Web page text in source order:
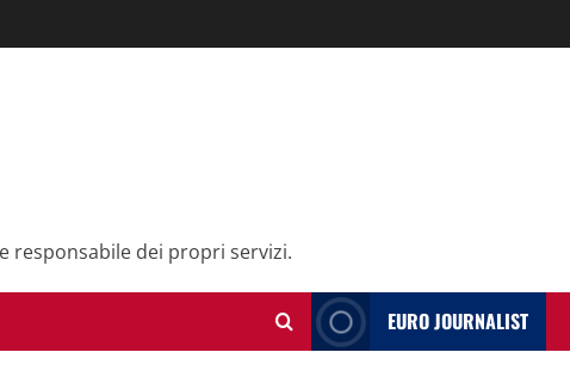
responsabile dei propri servizi.
EURO JOURNALIST